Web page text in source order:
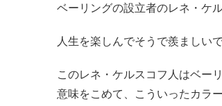
ベーリングの設立者のレネ・ケ
人生を楽しんでそうで羨ましいで
このレネ・ケルスコフ人はベー
意味をこめて、こういったカラ